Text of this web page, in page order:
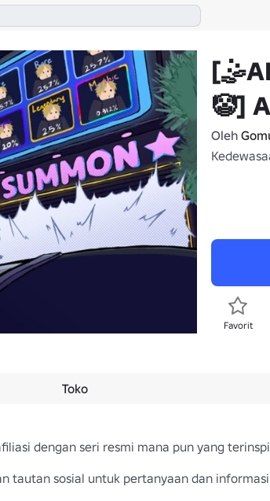
🤡]
Oleh
Favorit
Toko
dengan seri resmi mana pun yang
tautan sosial untuk pertanyaan dan